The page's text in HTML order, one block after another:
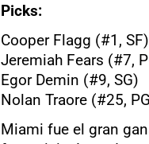
Picks:
Cooper Flagg (#1, SF)
Jeremiah Fears (#7,
Egor Demin (#9, SG)
Nolan Traore (#25,
Miami fue el gran